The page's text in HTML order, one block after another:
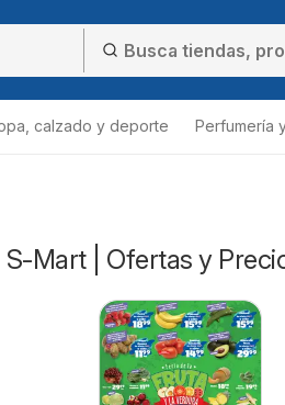
calzado y deporte Perfumería
Mart | Ofertas y